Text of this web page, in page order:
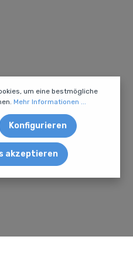
um eine bestmögliche
Mehr Informationen ...
Konfigurieren
akzeptieren